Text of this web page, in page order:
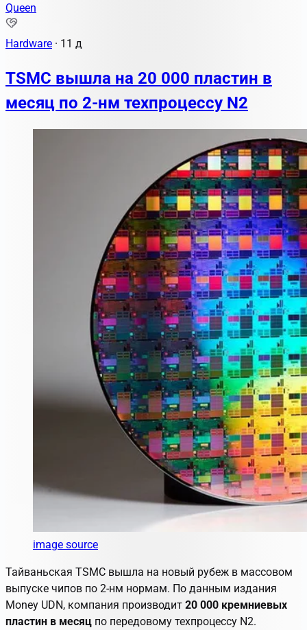
Queen
Hardware · 11 д
TSMC вышла на 20 000 пластин в
месяц по 2-нм техпроцессу N2
image source
Тайваньская TSMC вышла на новый рубеж в массовом
выпуске чипов по 2-нм нормам. По данным издания
Money UDN, компания производит 20 000 кремниевых
пластин в месяц по передовому техпроцессу N2.